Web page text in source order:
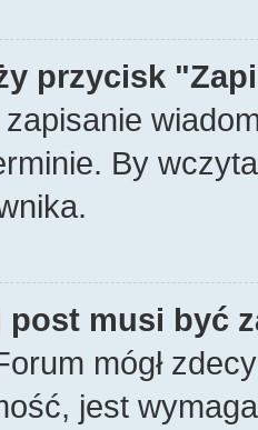
przycisk
By
post musi być
mógł
jest